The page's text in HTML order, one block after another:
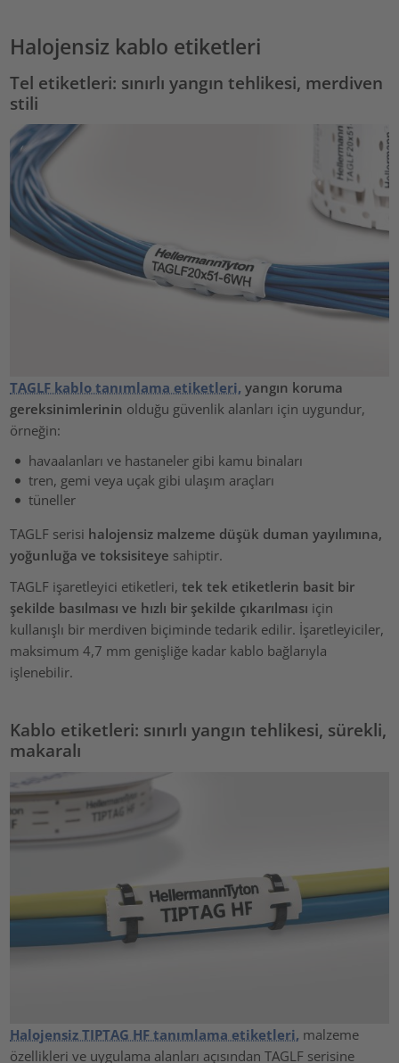
Halojensiz kablo etiketleri
Tel etiketleri: sınırlı yangın tehlikesi, merdiven
stili
TAGLF kablo tanımlama etiketleri, yangın koruma
gereksinimlerinin olduğu güvenlik alanları için uygundur,
örneğin:
havaalanları ve hastaneler gibi kamu binaları
tren, gemi veya uçak gibi ulaşım araçları
tüneller
TAGLF serisi halojensiz malzeme düşük duman yayılımına,
yoğunluğa ve toksisiteye sahiptir.
TAGLF işaretleyici etiketleri,tek tek etiketlerin basit bir
şekilde basılması ve hızlı bir şekilde çıkarılması için
kullanışlı bir merdiven biçiminde tedarik edilir. İşaretleyiciler,
maksimum 4,7 mm genişliğe kadar kablo bağlarıyla
işlenebilir.
Kablo etiketleri: sınırlı yangın tehlikesi, sürekli,
makaralı
Halojensiz TIPTAG HF tanımlama etiketleri, malzeme
özellikleri ve uygulama alanları açısından TAGLF serisine